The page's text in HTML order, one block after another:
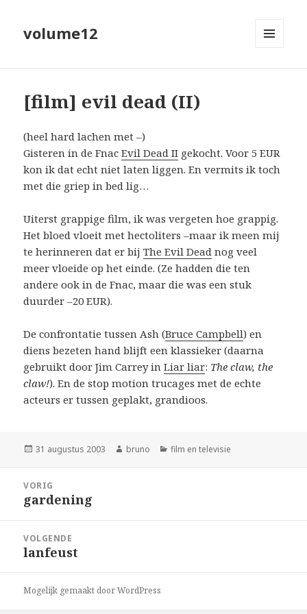
volume12
[film] evil dead (II)
(heel hard lachen met –)
Gisteren in de FnacEvil Dead II gekocht. Voor 5 EUR
kon ik dat echt niet laten liggen. En vermits ik toch
met die griep in bed lig…
Uiterst grappige film, ik was vergeten hoe grappig.
Het bloed vloeit met hectoliters –maar ik meen mij
te herinneren dat er bijThe Evil Dead nog veel
meer vloeide op het einde. (Ze hadden die ten
andere ook in de Fnac, maar die was een stuk
duurder –20 EUR).
De confrontatie tussen Ash (Bruce Campbell) en
diens bezeten hand blijft een klassieker (daarna
gebruikt door Jim Carrey inLiar liar: The claw, the
claw!). En de stop motion trucages met de echte
acteurs er tussen geplakt, grandioos.
Geplaatst
31 augustus 2003 Auteur
bruno Categorieën
film en televisie
navigatie
VORIG
Vorig
gardening
VOLGENDE
Volgend
lanfeust
Mogelijk gemaakt door WordPress